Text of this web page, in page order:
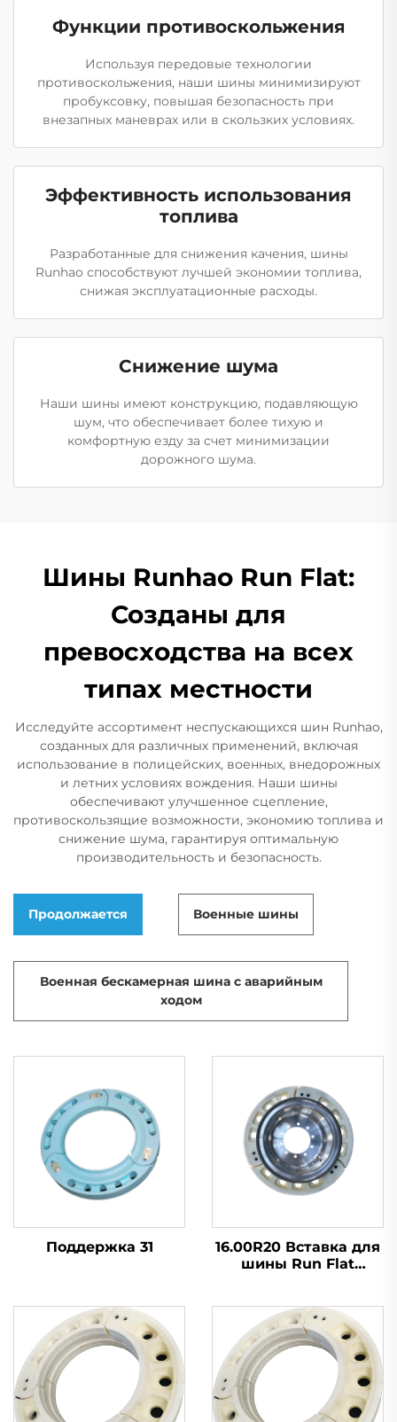
Функции противоскольжения
Используя передовые технологии
противоскольжения, наши шины минимизируют
пробуксовку, повышая безопасность при
внезапных маневрах или в скользких условиях.
Эффективность использования
топлива
Разработанные для снижения качения, шины
Runhao способствуют лучшей экономии топлива,
снижая эксплуатационные расходы.
Снижение шума
Наши шины имеют конструкцию, подавляющую
шум, что обеспечивает более тихую и
комфортную езду за счет минимизации
дорожного шума.
Шины Runhao Run Flat:
Созданы для
превосходства на всех
типах местности
Исследуйте ассортимент неспускающихся шин Runhao,
созданных для различных применений, включая
использование в полицейских, военных, внедорожных
и летних условиях вождения. Наши шины
обеспечивают улучшенное сцепление,
противоскользящие возможности, экономию топлива и
снижение шума, гарантируя оптимальную
производительность и безопасность.
Продолжается Военные шины
Военная бескамерная шина с аварийным
ходом
Поддержка 31
16.00R20 Вставка для
шины Run Flat
Современная
технология